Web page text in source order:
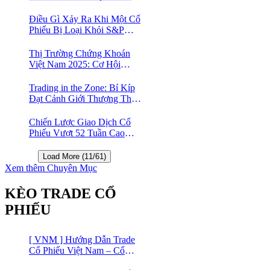
Điều Gì Xảy Ra Khi Một Cổ
Phiếu Bị Loại Khỏi S&P
Thị Trường Chứng Khoán
Việt Nam 2025: Cơ Hội
Index 🤑
Trading in the Zone: Bí Kíp
Đạt Cảnh Giới Thượng Thừa
Chiến Lược Giao Dịch Cổ
Phiếu Vượt 52 Tuần Cao
Screener
Load More (11/61)
Xem thêm Chuyên Mục
KÈO TRADE CỔ
PHIẾU
[ VNM ] Hướng Dẫn Trade
Cổ Phiếu Việt Nam – Cổ